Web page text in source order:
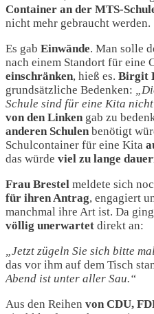
Container an der MTS-
nicht mehr gebraucht werden.
Es gab Einwände. Man solle
nach einem Standort für eine
einschränken, hieß es. Birgit
grundsätzliche Bedenken:
Schule sind für eine Kita
von den Linken gab zu
anderen Schulen benötigt
Schulcontainer für eine Kita
das würde viel zu lange
Frau Brestel meldete sich
für ihren Antrag, engagiert
manchmal ihre Art ist. Da ging
völlig unerwartet direkt an:
„Jetzt zügeln Sie sich bitte
das vor ihm auf dem Tisch
Abend ist unter aller Sau.“
Aus den Reihen von CDU,